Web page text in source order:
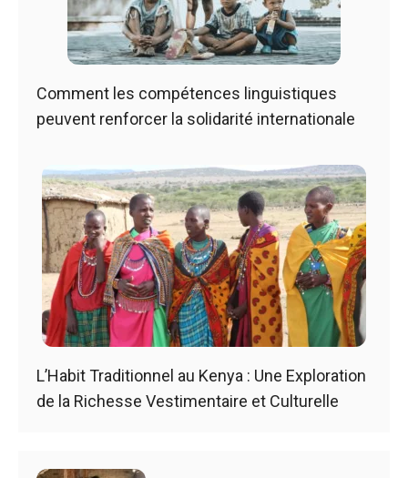
Comment les compétences linguistiques
peuvent renforcer la solidarité internationale
L’Habit Traditionnel au Kenya : Une Exploration
de la Richesse Vestimentaire et Culturelle